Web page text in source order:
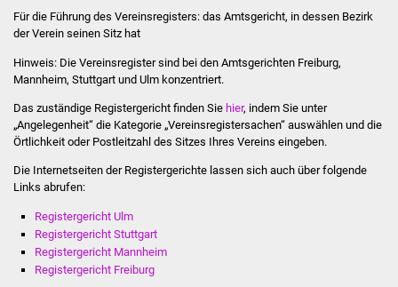
Projekte
Schulentwicklung Bizet
Für die Führung des Vereinsregisters: das Amtsgericht, in dessen Bezirk
der Verein seinen Sitz hat
Hinweis: Die Vereinsregister sind bei den Amtsgerichten Freiburg,
Mannheim, Stuttgart und Ulm konzentriert.
Das zuständige Registergericht finden Sie hier, indem Sie unter
„Angelegenheit“ die Kategorie „Vereinsregistersachen“ auswählen und die
Örtlichkeit oder Postleitzahl des Sitzes Ihres Vereins eingeben.
Die Internetseiten der Registergerichte lassen sich auch über folgende
Links abrufen:
Registergericht Ulm
Registergericht Stuttgart
Registergericht Mannheim
Registergericht Freiburg